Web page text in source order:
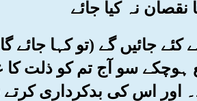
نقصان نہ کیا جائے
جائیں گے (تو کہا جائے
ہوچکے سو آج تم کو ذلت
اور اس کی بدکرداری کرتے